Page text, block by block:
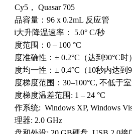
Cy5 ，
Quasar 705
样品容量：96 x 0.2mL 反应管
zui大升降温速率：
5.0° C/秒
温度范围：0 – 100 °C
温度准确性：± 0.2°C （达到90°C时）
温度均一性：± 0.4°C （10秒内达到
温度梯度范围：30–100°C,不低于
温度梯度温差范围 : 1 – 24 °C
操作系统: Windows XP, Windows
处理器: 2.0 GHz